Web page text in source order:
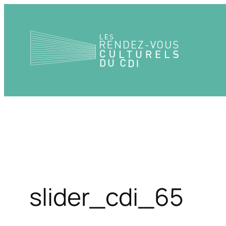
contenu
slider_cdi_65